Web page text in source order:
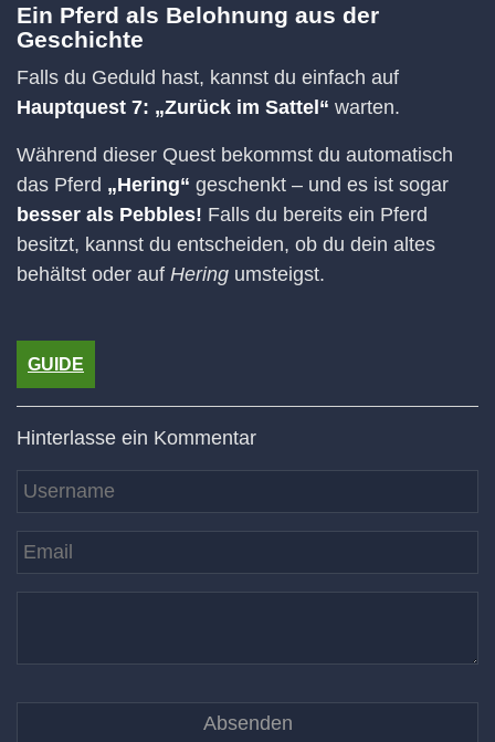
Ein Pferd als Belohnung aus der
Geschichte
Falls du Geduld hast, kannst du einfach auf
Hauptquest 7: „Zurück im Sattel“ warten.
Während dieser Quest bekommst du automatisch
das Pferd „Hering“ geschenkt – und es ist sogar
besser als Pebbles! Falls du bereits ein Pferd
besitzt, kannst du entscheiden, ob du dein altes
behältst oder auf Hering umsteigst.
GUIDE
Hinterlasse ein Kommentar